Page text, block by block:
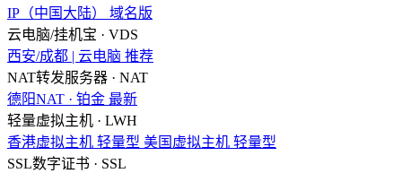
IP（中国大陆）
域名版
云电脑/挂机宝 · VDS
西安/成都 | 云电脑 推荐
NAT转发服务器 · NAT
德阳NAT · 铂金 最新
轻量虚拟主机 · LWH
香港虚拟主机 轻量型 美国虚拟主机 轻量型
SSL数字证书 · SSL